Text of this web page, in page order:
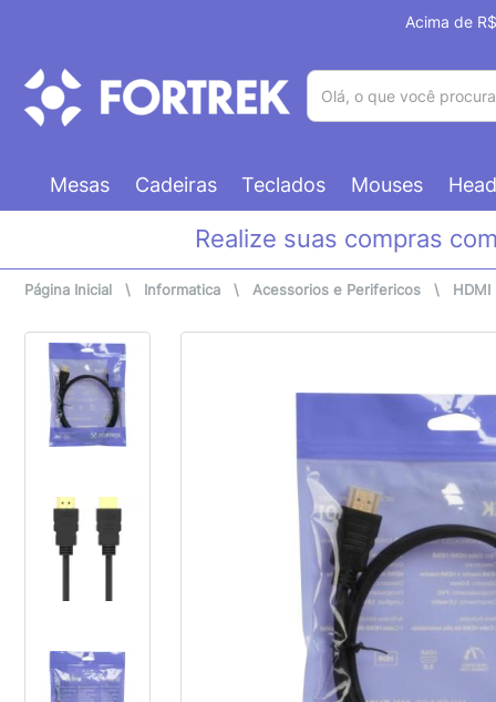
Acima de
Mesas Cadeiras Teclados Mouses
Realize suas compras
Página Inicial \ Informatica \ Acessorios e Perifericos \ HDMI